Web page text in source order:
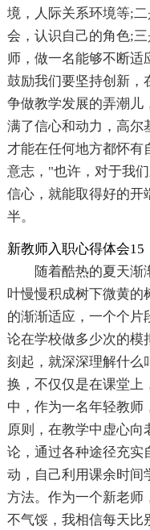
境，人际关系环境等;
会，认识自己的角色;
师，做一名能够不断适
鼓励我们要坚持创新，
争做教学发展的弄潮儿
满了信心和动力，高尔
才能在任何地方都怀有
意志，"也许，对于我
信心，就能取得好的开
半。
新教师入职心得体会15
随着酷热的夏天渐
叶慢慢积成树下微黄的
的渐渐适应，一个个片
论在学校做多少次的模
刻起，就深深理解什么
换，不仅仅是在课堂上
中，作为一名年轻教师
原则，在教学中虚心向
论，通过各种途径充实
动，自己利用课余时间
方法。作为一个新老师
不气馁，我相信每天比